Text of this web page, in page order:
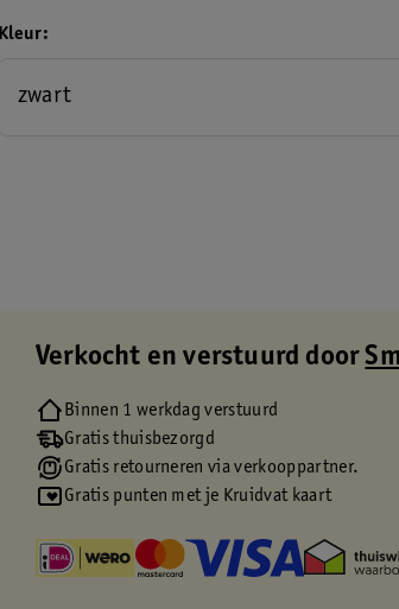
Kleur
zwart
Verkocht en verstuurd door
Binnen 1 werkdag verstuurd
Gratis thuisbezorgd
Gratis retourneren via verkooppartner.
Gratis punten met je Kruidvat kaart